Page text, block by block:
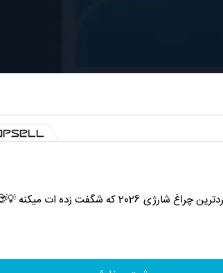
چراغ شارژی 2026 که شگفت زده ات میکنه 💡😍